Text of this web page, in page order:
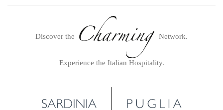
Discover the Network.
Experience the Italian Hospitality.